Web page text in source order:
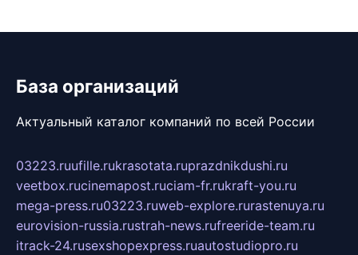
База организаций
Актуальный каталог компаний по всей России
03223.ruufille.rukrasotata.ruprazdnikdushi.ru
veetbox.rucinemapost.ruciam-fr.rukraft-you.ru
mega-press.ru03223.ruweb-explore.rurastenuya.ru
eurovision-russia.rustrah-news.rufreeride-team.ru
itrack-24.rusexshopexpress.ruautostudiopro.ru